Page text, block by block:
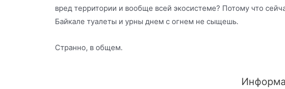
вред территории и вообще всей экосистеме? Потому что
Байкале туалеты и урны днем с огнем не сыщешь.
Странно, в общем.